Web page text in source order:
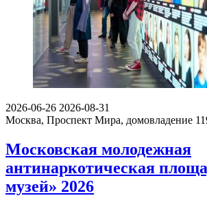
2026-06-26 2026-08-31
Москва, Проспект Мира, домовладение
Московская молодежная
антинаркотическая
музей» 2026